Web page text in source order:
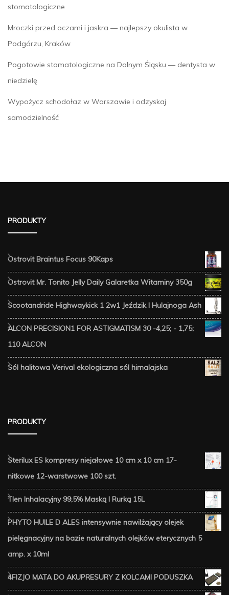
stomatologiczne
Mroczki przed oczami i jaskra — najlepszy okulista w
Podgórzu, Kraków
Pogotowie stomatologiczne na Dolnym Śląsku — dentysta w
niedzielę
Wypożycz schodołaz w Warszawie i odzyskaj
samodzielność
PRODUKTY
Ostrovit Braintus Focus 90Kaps
Ostrovit Mr. Tonito Jelly Daily Galaretka Witaminy 350g
Scootandride Highwaykick 1 2w1 Jeździk I Hulajnoga Ash
ALCON PRECISION1 FOR ASTIGMATISM 30 -4,25; - 1,75;
110 ALCON
Sól halitowa Verival ekologiczna sól himalajska
PRODUKTY
Sterilux ES kompresy niejałowe 10 cm x 10 cm 17-
nitkowe 12-warstwowe 100 szt.
Tlen Inhalacyjny 99,5% Maską I Rurką 15L
PHYTO HUILE D ALES intensywnie nawilżający olejek
pielęgnacyjny na bazie naturalnych olejków eterycznych 5
amp. x 10ml
4FIZJO MATA DO AKUPRESURY Z KOLCAMI PODUSZKA